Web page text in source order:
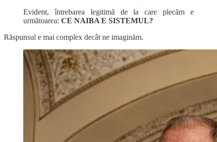
Evident, întrebarea legitimă de la care plecăm e
următoarea: CE NAIBA E SISTEMUL?
Răspunsul e mai complex decât ne imaginăm.